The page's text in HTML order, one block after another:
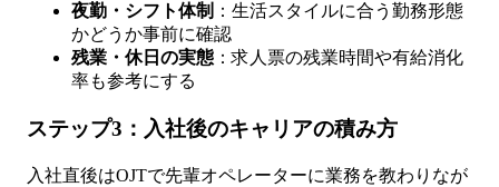
夜勤・シフト体制 ：生活スタイルに合う勤務形態
かどうか事前に確認
残業・休日の実態 ：求人票の残業時間や有給消化
率も参考にする
ステップ3：入社後のキャリアの積み方
入社直後はOJTで先輩オペレーターに業務を教わりなが